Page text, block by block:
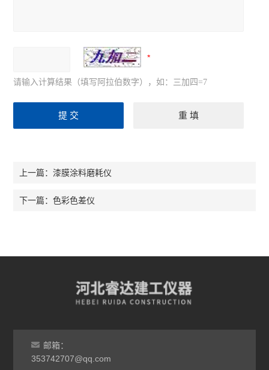
请输入计算结果（填写阿拉伯数字），如：三加四=7
上一篇：漆膜涂料磨耗仪
下一篇：色彩色差仪
邮箱：
353742707@qq.com